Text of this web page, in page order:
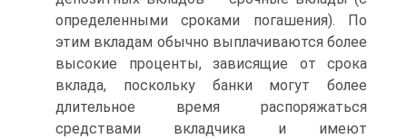
определенными сроками погашения). По
этим вкладам обычно выплачиваются более
высокие проценты, зависящие от срока
вклада, поскольку банки могут более
длительное время распоряжаться
средствами вкладчика и имеют